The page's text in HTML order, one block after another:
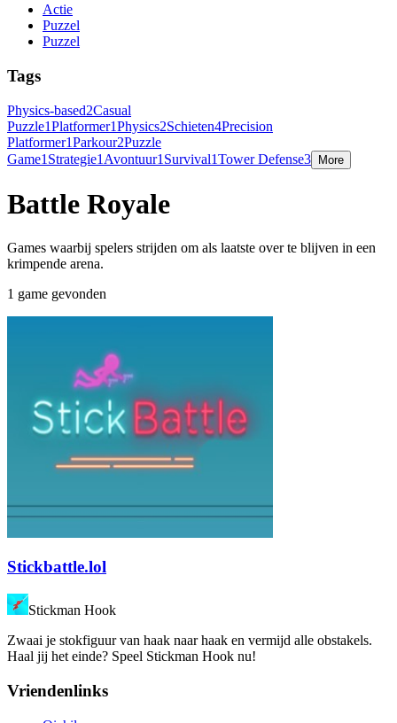
Actie
Puzzel
Puzzel
Tags
Physics-based2Casual
Puzzle1Platformer1Physics2Schieten4Precision
Platformer1Parkour2Puzzle
Game1 Strategie1 Avontuur1 Survival1Tower Defense3 More
Battle Royale
Games waarbij spelers strijden om als laatste over te blijven in een
krimpende arena.
1 game gevonden
Stickbattle.lol
Stickman Hook
Zwaai je stokfiguur van haak naar haak en vermijd alle obstakels.
Haal jij het einde? Speel Stickman Hook nu!
Vriendenlinks